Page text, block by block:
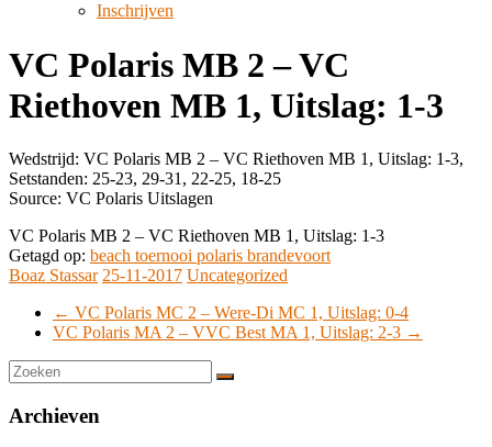
Inschrijven
VC Polaris MB 2 – VC
Riethoven MB 1, Uitslag: 1-3
Wedstrijd: VC Polaris MB 2 – VC Riethoven MB 1, Uitslag: 1-3,
Setstanden: 25-23, 29-31, 22-25, 18-25
Source: VC Polaris Uitslagen
VC Polaris MB 2 – VC Riethoven MB 1, Uitslag: 1-3
Getagd op: beach toernooi polaris brandevoort
Boaz Stassar 25-11-2017 Uncategorized
← VC Polaris MC 2 – Were-Di MC 1, Uitslag: 0-4
VC Polaris MA 2 – VVC Best MA 1, Uitslag: 2-3 →
Archieven